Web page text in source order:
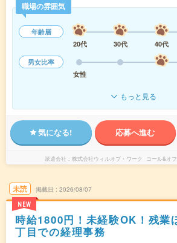
職場の雰囲気
年齢層
20代
30代 40代
男女比率
女性
もっと見る
気になる! 応募へ進む
派遣会社 株式会社ウィルオブ・ワーク コール&オ
未読
NEW
掲載日 2026/08/07
時給1800円！未経験OK！残
丁目での経理事務